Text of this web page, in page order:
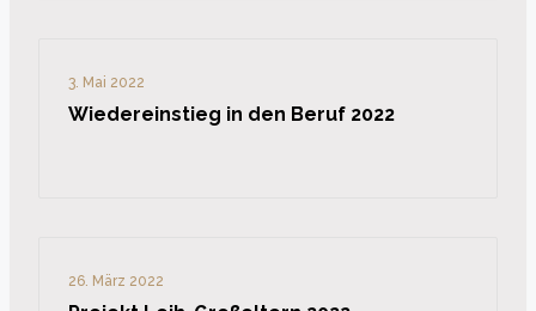
3. Mai 2022
Wiedereinstieg in den Beruf 2022
26. März 2022